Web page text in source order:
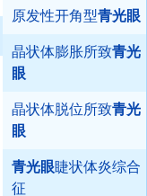
原发性开角型青光眼
晶状体膨胀所致青光
眼
晶状体脱位所致青光
眼
青光眼睫状体炎综合
征